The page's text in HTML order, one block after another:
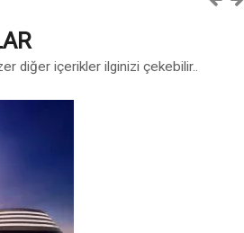
diğer içerikler ilginizi çekebilir..